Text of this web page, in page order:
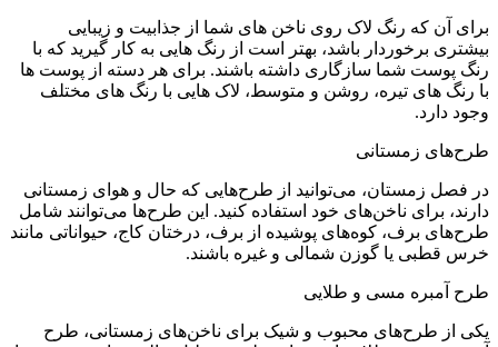
آن که رنگ لاک روی ناخن های شما از جذابیت و زیبایی
برخوردار باشد، بهتر است از رنگ هایی به کار گیرید که با
پوست شما سازگاری داشته باشند. برای هر دسته از پوست ها
رنگ های تیره، روشن و متوسط، لاک هایی با رنگ های مختلف
دارد.
زمستانی
فصل زمستان، می‌توانید از طرح‌هایی که حال و هوای زمستانی
برای ناخن‌های خود استفاده کنید. این طرح‌ها می‌توانند شامل
برف، کوه‌های پوشیده از برف، درختان کاج، حیواناتی مانند
قطبی یا گوزن شمالی و غیره باشند.
آمبره مسی و طلایی
از طرح‌های محبوب و شیک برای ناخن‌های زمستانی، طرح